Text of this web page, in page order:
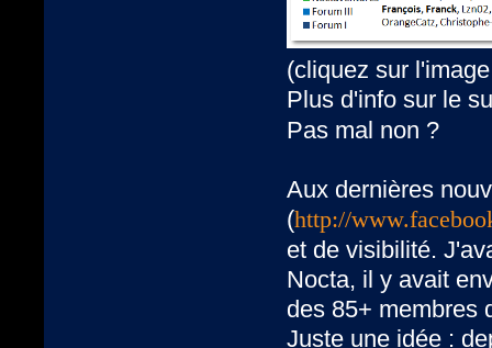
(cliquez sur
Plus d'info sur le
Pas mal non ?
Aux dernières
(http://
et de visibilité.
Nocta, il y avait
des 85+ membres
Juste une idée :